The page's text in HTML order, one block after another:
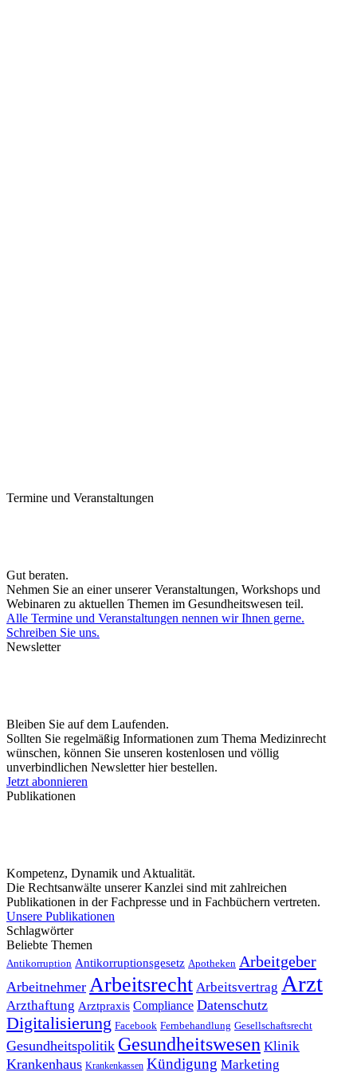
Termine und Veranstaltungen
Gut beraten.
Nehmen Sie an einer unserer Veranstaltungen, Workshops und
Webinaren zu aktuellen Themen im Gesundheitswesen teil.
Alle Termine und Veranstaltungen nennen wir Ihnen gerne.
Schreiben Sie uns.
Newsletter
Bleiben Sie auf dem Laufenden.
Sollten Sie regelmäßig Informationen zum Thema Medizinrecht
wünschen, können Sie unseren kostenlosen und völlig
unverbindlichen Newsletter hier bestellen.
Jetzt abonnieren
Publikationen
Kompetenz, Dynamik und Aktualität.
Die Rechtsanwälte unserer Kanzlei sind mit zahlreichen
Publikationen in der Fachpresse und in Fachbüchern vertreten.
Unsere Publikationen
Schlagwörter
Beliebte Themen
Antikorruption Antikorruptionsgesetz Apotheken Arbeitgeber
Arbeitnehmer Arbeitsrecht Arbeitsvertrag Arzt
Arzthaftung Arztpraxis Compliance Datenschutz
Digitalisierung Facebook Fernbehandlung Gesellschaftsrecht
Gesundheitspolitik Gesundheitswesen Klinik
Krankenhaus Krankenkassen Kündigung Marketing